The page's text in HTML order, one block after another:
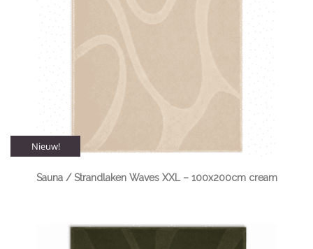
Nieuw!
Sauna / Strandlaken Waves XXL – 100x200cm cream